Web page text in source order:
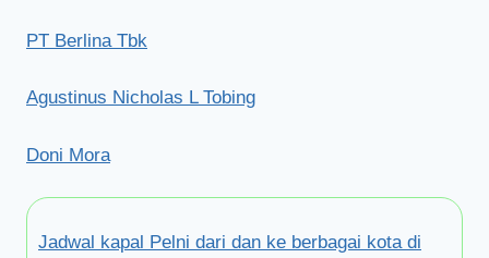
PT Berlina Tbk
Agustinus Nicholas L Tobing
Doni Mora
Jadwal kapal Pelni dari dan ke berbagai kota di